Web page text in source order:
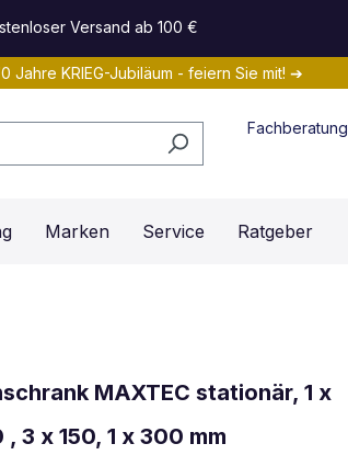
Versand ab 100 €
Jahre KRIEG-Jubiläum - feiern Sie mit! ➔
Fachberatung
Marken Service Ratgeber
MAXTEC stationär, 1 x
, 3 x 150, 1 x 300 mm